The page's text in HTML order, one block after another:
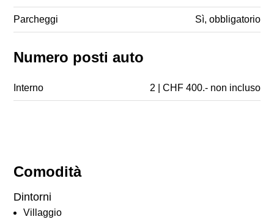
Comodità
Dintorni
Villaggio
Parcheggi Sì, obbligatorio
Numero posti auto
Interno 2 | CHF 400.- non incluso